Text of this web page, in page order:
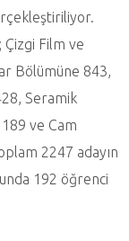
Çizgi Film ve
Bölümüne 843,
Seramik
ve Cam
2247 adayın
192 öğrenci